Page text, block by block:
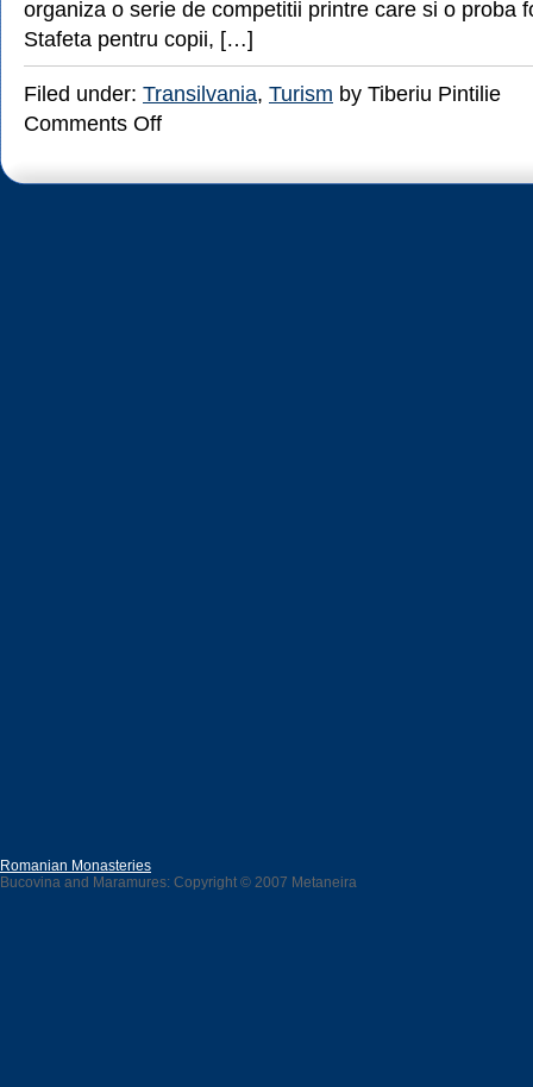
organiza o serie de competitii printre care si o proba
Stafeta pentru copii, […]
Filed under: Transilvania, Turism by Tiberiu Pintilie
Comments Offon
11
Romanian Monasteries
Bucovina and Maramures: Copyright © 2007 Metaneira